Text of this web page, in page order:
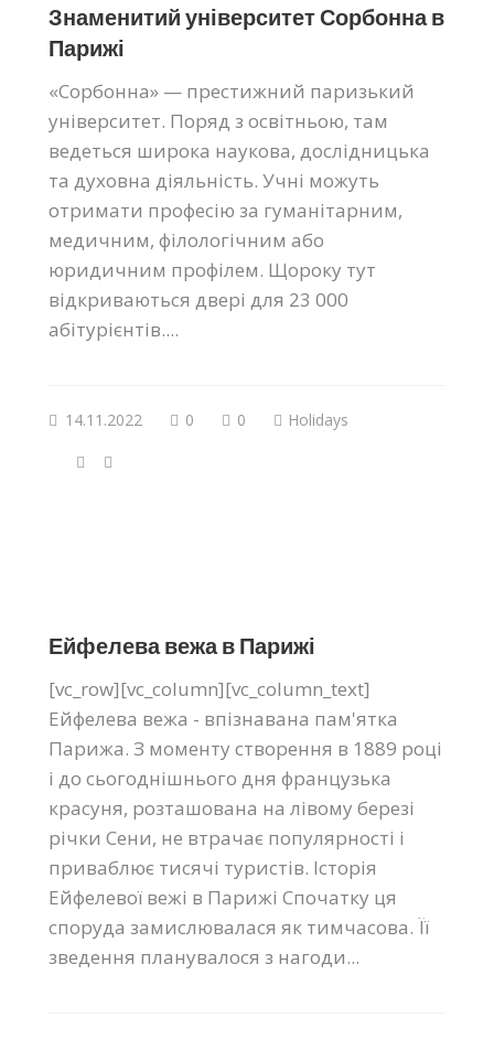
Знаменитий університет Сорбонна в
Парижі
«Сорбонна» — престижний паризький
університет. Поряд з освітньою, там
ведеться широка наукова, дослідницька
та духовна діяльність. Учні можуть
отримати професію за гуманітарним,
медичним, філологічним або
юридичним профілем. Щороку тут
відкриваються двері для 23 000
абітурієнтів....
14.11.2022 0 0 Holidays
Ейфелева вежа в Парижі
[vc_row][vc_column][vc_column_text]
Ейфелева вежа - впізнавана пам'ятка
Парижа. З моменту створення в 1889 році
і до сьогоднішнього дня французька
красуня, розташована на лівому березі
річки Сени, не втрачає популярності і
приваблює тисячі туристів. Історія
Ейфелевої вежі в Парижі Спочатку ця
споруда замислювалася як тимчасова. Її
зведення планувалося з нагоди...